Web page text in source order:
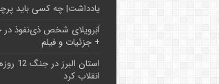
یادداشت| ‌چه کسی باید
اَبَر‌ویلای شخص ذی‌نفوذ
+ جزئیات و فیلم
انقلاب کرد